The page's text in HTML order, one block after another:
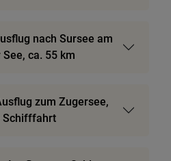
nach Sursee am
ca. 55 km
zum Zugersee,
Schifffahrt